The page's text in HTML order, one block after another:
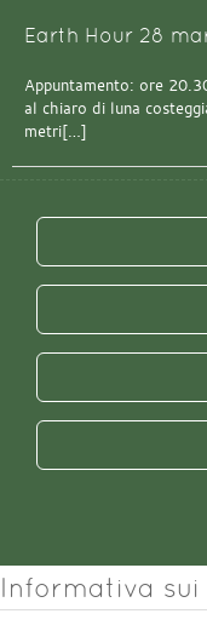
Earth Hour 28
Appuntamento: ore
al chiaro di luna
metri[…]
Informativa sui